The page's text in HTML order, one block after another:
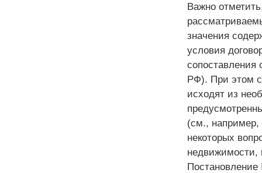
Важно
значения
условия
РФ). При этом
исходят из
(см.,
некоторых
недвижимости,